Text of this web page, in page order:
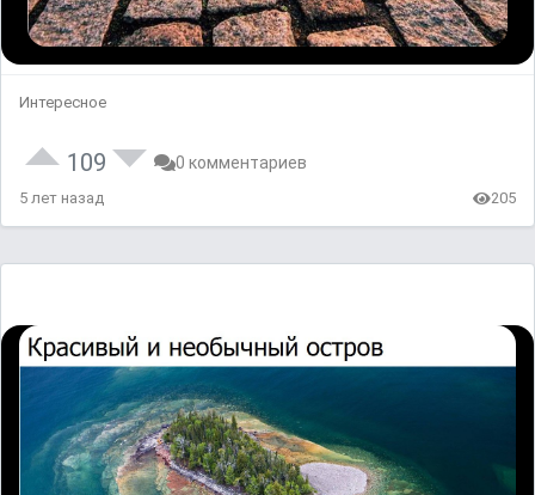
Интересное
109 0 комментариев
5 лет назад 205